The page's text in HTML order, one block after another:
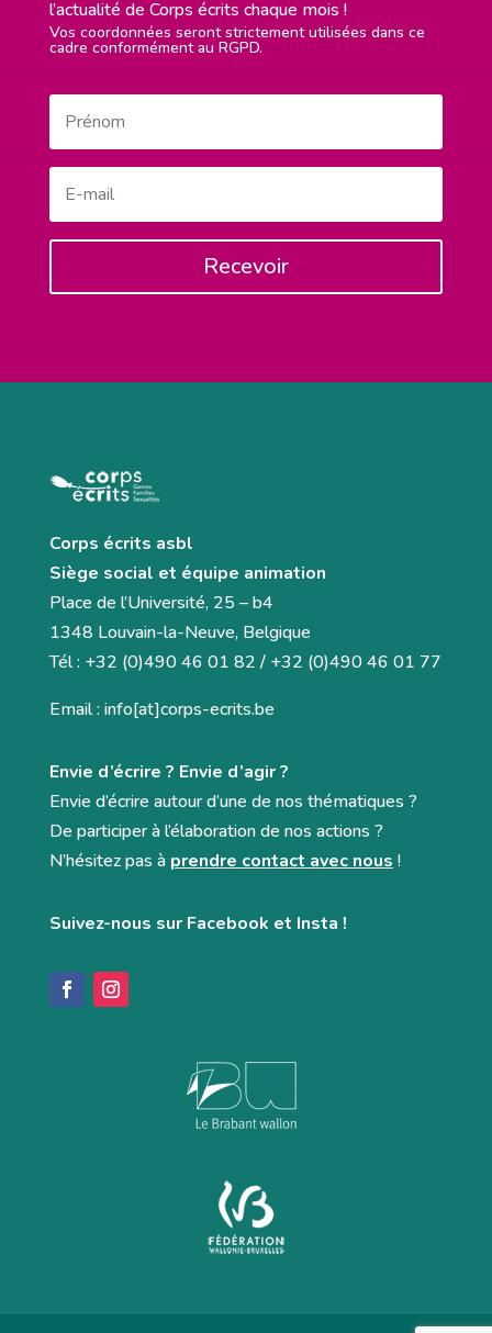
l’actualité de Corps écrits chaque mois !
Vos coordonnées seront strictement utilisées dans ce
cadre conformément au RGPD.
Recevoir
Corps écrits asbl
Siège social et équipe animation
Place de l’Université, 25 – b4
1348 Louvain-la-Neuve, Belgique
Tél : +32 (0)490 46 01 82 / +32 (0)490 46 01 77
Email : info[at]corps-ecrits.be
Envie d’écrire ? Envie d’agir ?
Envie d’écrire autour d’une de nos thématiques ?
De participer à l’élaboration de nos actions ?
N’hésitez pas à prendre contact avec nous !
Suivez-nous sur Facebook et Insta !